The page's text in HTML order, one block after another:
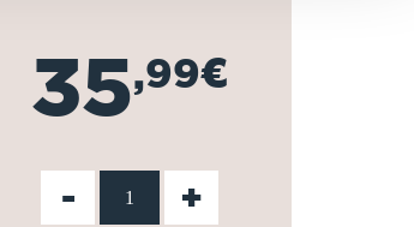
35,99€
- +